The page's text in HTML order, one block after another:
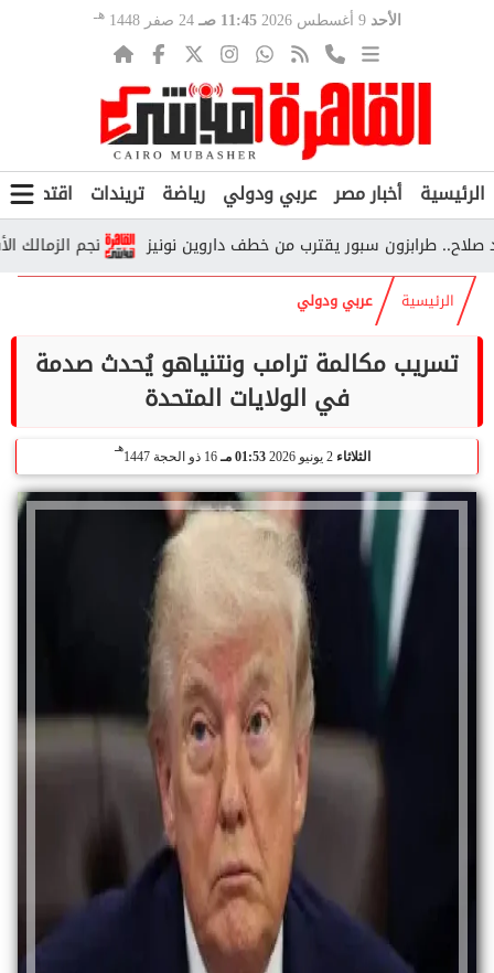
الأحد 9 أغسطس 2026 11:45 صـ 24 صفر 1448 هـ
الرئيسية أخبار مصر عربي ودولي رياضة تريندات اقتصاد
نجم الزمالك سبور يقترب من خطف داروين نونيز
الرئيسية عربي ودولي
تسريب مكالمة ترامب ونتنياهو يُحدث صدمة
في الولايات المتحدة
الثلاثاء 01:53 مـ 16 ذو الحجة 1447
هـ